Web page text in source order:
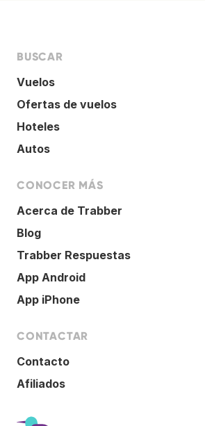
BUSCAR
Vuelos
Ofertas de vuelos
Hoteles
Autos
CONOCER MÁS
Acerca de Trabber
Blog
Trabber Respuestas
App Android
App iPhone
CONTACTAR
Contacto
Afiliados